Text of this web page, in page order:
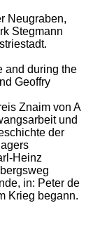
Neugraben,
Stegmann
and during the
Geoffry
Znaim von A
und
der
Heinz
in: Peter de
Krieg begann.